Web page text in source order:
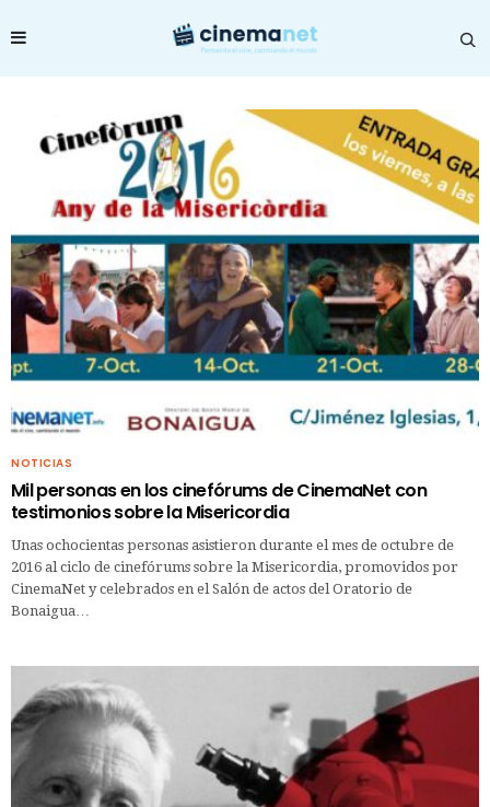
NOTICIAS
Mil personas en los cinefórums de CinemaNet con
testimonios sobre la Misericordia
Unas ochocientas personas asistieron durante el mes de octubre de
2016 al ciclo de cinefórums sobre la Misericordia, promovidos por
CinemaNet y celebrados en el Salón de actos del Oratorio de
Bonaigua…